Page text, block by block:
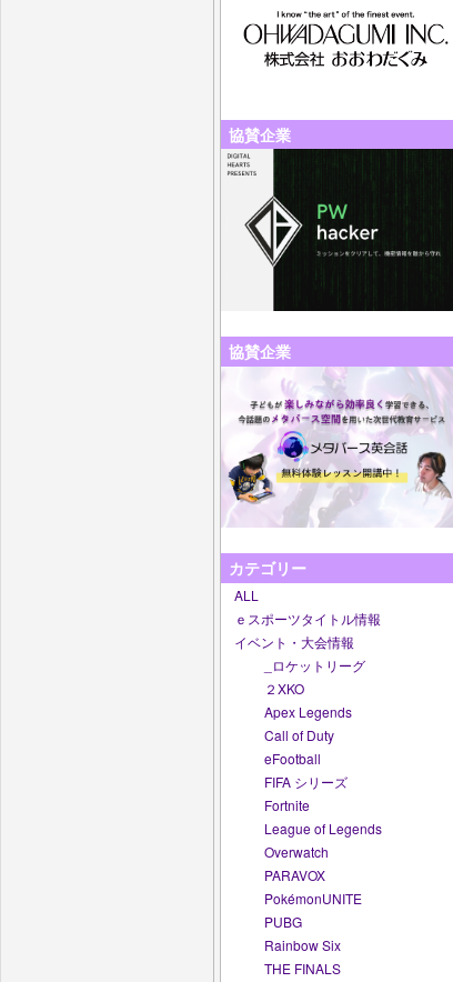
協賛企業
協賛企業
カテゴリー
ALL
ｅスポーツタイトル情報
イベント・大会情報
_ロケットリーグ
２XKO
Apex Legends
Call of Duty
eFootball
FIFA シリーズ
Fortnite
League of Legends
Overwatch
PARAVOX
PokémonUNITE
PUBG
Rainbow Six
THE FINALS